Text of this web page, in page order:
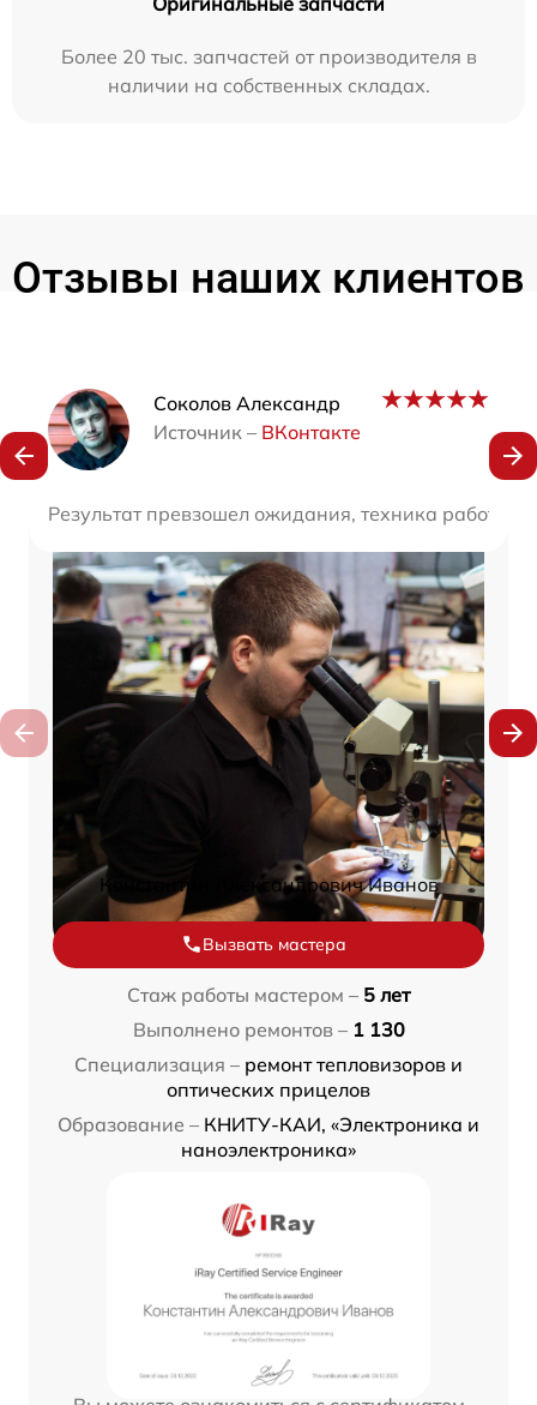
Более 20 тыс. запчастей от производителя в
наличии на собственных складах.
Отзывы наших клиентов
Соколов Александр
Источник – ВКонтакте
Результат превзошел ожидания, техника
Наши мастера
Константин Александрович Иванов
Вызвать мастера
Стаж работы мастером – 5 лет
Выполнено ремонтов – 1 130
Специализация – ремонт тепловизоров и
оптических прицелов
Образование – КНИТУ-КАИ, «Электроника и
наноэлектроника»